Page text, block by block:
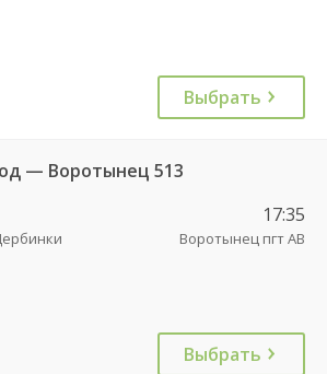
Выбрать
— Воротынец 513
17:35
Воротынец пгт АВ
Выбрать